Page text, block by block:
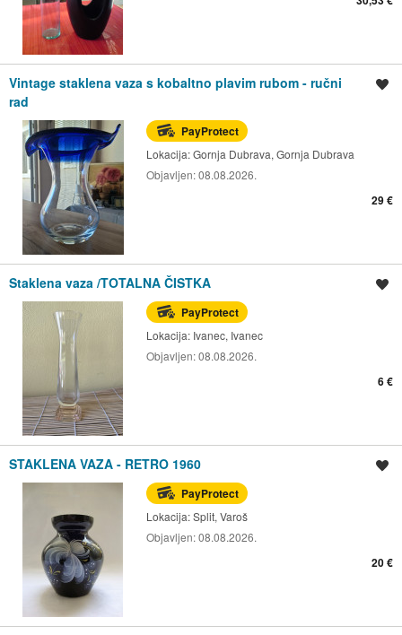
Vintage staklena vaza s kobaltno plavim rubom - ručni
rad
PayProtect
Lokacija:Gornja Dubrava, Gornja Dubrava
Objavljen:08.08.2026.
29 €
Staklena vaza /TOTALNA ČISTKA
PayProtect
Lokacija: Ivanec, Ivanec
Objavljen:08.08.2026.
6 €
STAKLENA VAZA - RETRO 1960
PayProtect
Lokacija:Split, Varoš
Objavljen:08.08.2026.
20 €